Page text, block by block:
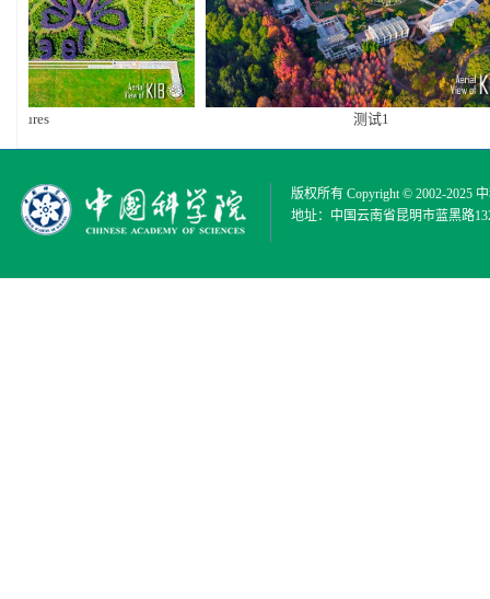
测试1
版权所有 Copyright © 2002-2025
地址：中国云南省昆明市蓝黑路